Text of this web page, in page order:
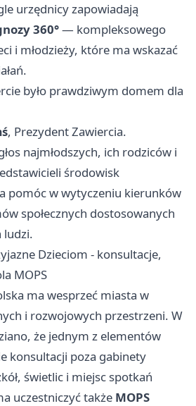
urzędnicy zapowiadają
360°— kompleksowego
i młodzieży, które ma wskazać
było prawdziwym domem dla
, Prezydent Zawiercia.
najmłodszych, ich rodziców i
środowisk
pomóc w wytyczeniu kierunków
społecznych dostosowanych
ludzi.
Dzieciom - konsultacje,
MOPS
ma wesprzeć miasta w
i rozwojowych przestrzeni. W
że jednym z elementów
konsultacji poza gabinety
świetlic i miejsc spotkań
uczestniczyć także MOPS